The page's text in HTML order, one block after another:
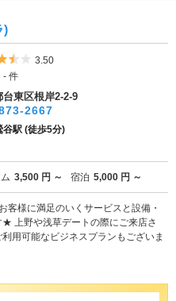
)
5つ星のうち3.5
3.50
- 件
台東区根岸2-2-9
2667
谷駅 (徒歩5分)
3,500 円 ～ 宿泊 5,000 円 ～
客様に満足のいくサービスと設備・
上野や浅草デートの際にご来店さ
用可能なビジネスプランもございま